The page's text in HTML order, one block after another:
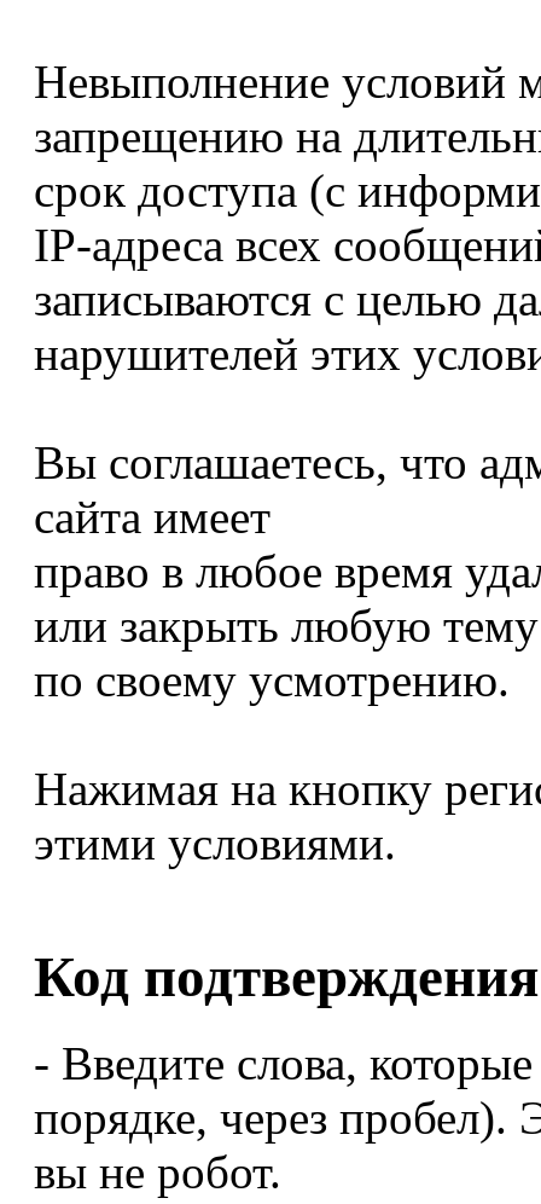
Невыполнение условий
запрещению на
срок доступа (с
IP-адреса всех
записываются с целью
нарушителей этих
Вы соглашаетесь, что
сайта имеет
право в любое время
или закрыть любую тему
по своему усмотрению.
Нажимая на кнопку
этими условиями.
Код подтверждения
- Введите слова,
порядке, через пробел).
вы не робот.